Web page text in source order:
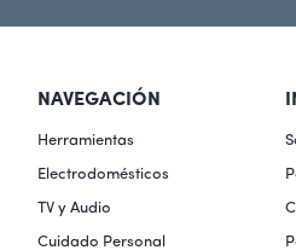
NAVEGACIÓN
Herramientas
Electrodomésticos
TV y Audio
Cuidado Personal